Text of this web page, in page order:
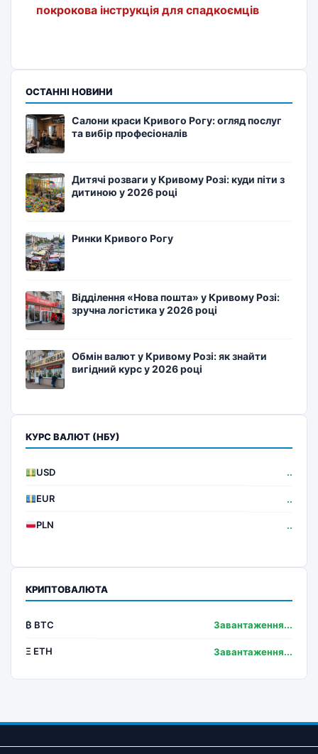
покрокова інструкція для спадкоємців
ОСТАННІ НОВИНИ
Салони краси Кривого Рогу: огляд послуг
та вибір професіоналів
Дитячі розваги у Кривому Розі: куди піти з
дитиною у 2026 році
Ринки Кривого Рогу
Відділення «Нова пошта» у Кривому Розі:
зручна логістика у 2026 році
Обмін валют у Кривому Розі: як знайти
вигідний курс у 2026 році
КУРС ВАЛЮТ (НБУ)
USD ..
EUR ..
PLN ..
КРИПТОВАЛЮТА
₿ BTC Завантаження...
Ξ ETH Завантаження...